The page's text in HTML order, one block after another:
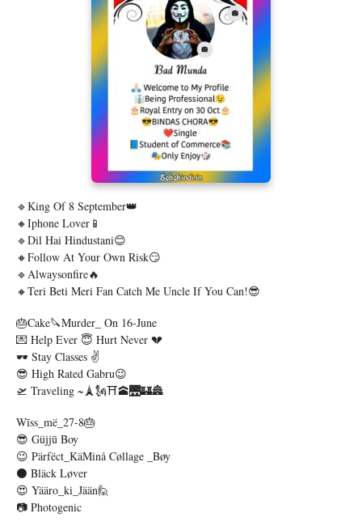
🔹King Of 8 September👑
🔸Iphone Lover📱
🔹Dil Hai Hindustani😊
🔸Follow At Your Own Risk😏
🔹Alwaysonfire🔥
🔸Teri Beti Meri Fan Catch Me Uncle If You Can!😎
🎂cake🔪murder_ On 16-June
💌 Help Ever 😇 Hurt Never 💔
🕶️ Stay Classes ✌️
😎 High Rated Gabru😉
🛫 Traveling ~🗼🗽⛩️🕋🌉🏰🏯
Wīss_më_27-8🎂
😎 Güjjū Boy
😉 Pärfëct_KäMinå Cøllage _Bøy
⚫ Bläck Løver
😍 Yääro_ki_Jään🙋
📷 Photogenic